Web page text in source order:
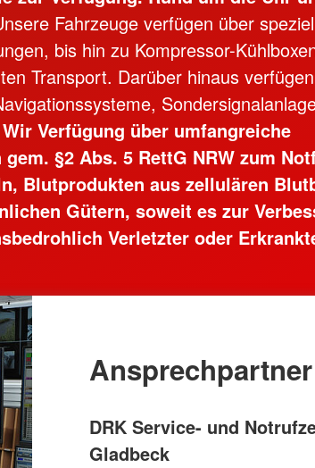
Fahrzeuge verfügen über
bis hin zu Kompressor-
Transport. Darüber hinaus
Wir Verfügung über umfangreiche
§2 Abs. 5 RettG NRW zum
Blutprodukten aus zellulären
Gütern, soweit es zur
Verletzter oder
Ansprechpartner
DRK Service- und
Gladbeck